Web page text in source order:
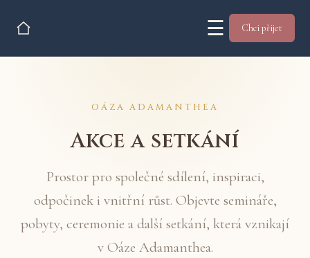
☰ Chci přijet
OÁZA ADAMANTHEA
Akce a setkání
Prostor pro společné sdílení, inspiraci,
odpočinek i vnitřní růst. Objevte semináře,
pobyty, ceremonie a další setkání, která vznikají
v Oáze Adamanthea.